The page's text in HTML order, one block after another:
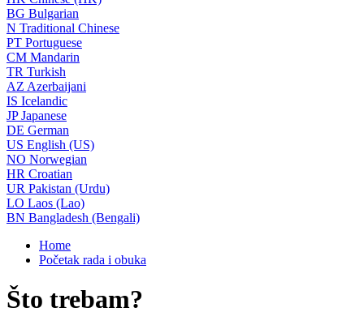
BG Bulgarian
N Traditional Chinese
PT Portuguese
CM Mandarin
TR Turkish
AZ Azerbaijani
IS Icelandic
JPJapanese
DE German
US English (US)
NO Norwegian
HR Croatian
UR Pakistan (Urdu)
LO Laos (Lao)
BN Bangladesh (Bengali)
Home
Početak rada i obuka
Što trebam?